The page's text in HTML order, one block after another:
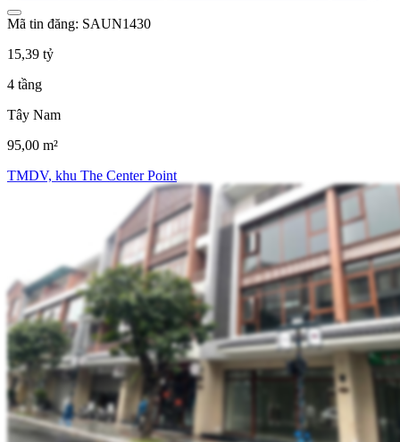
Mã tin đăng: SAUN1430
15,39 tỷ
4 tầng
Tây Nam
95,00 m²
TMDV, khu The Center Point